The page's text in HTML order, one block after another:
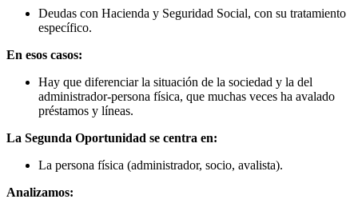
Deudas con Hacienda y Seguridad Social, con su tratamiento
específico.
En esos casos:
Hay que diferenciar la situación de la sociedad y la del
administrador-persona física, que muchas veces ha avalado
préstamos y líneas.
La Segunda Oportunidad se centra en:
La persona física (administrador, socio, avalista).
Analizamos: